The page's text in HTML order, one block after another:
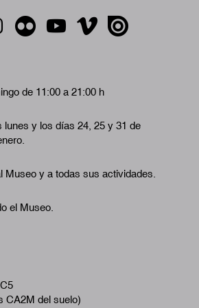
de 11:00 a 21:00 h
lunes y los días 24, 25 y 31 de
Museo y a todas sus actividades.
el Museo.
CA2M del suelo)